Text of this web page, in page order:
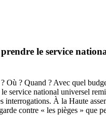
le service
Où ? Quand ? Avec quel
service national universel
interrogations. À la Haute
contre « les pièges » que